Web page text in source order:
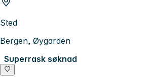
Sted
Bergen, Øygarden
Superrask søknad